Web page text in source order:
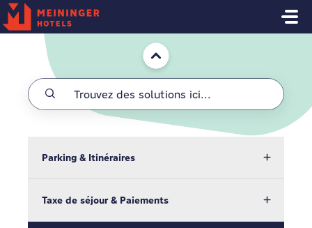
Passer au contenu principal
Accueil
Parking & Itinéraires
Taxe de séjour & Paiements